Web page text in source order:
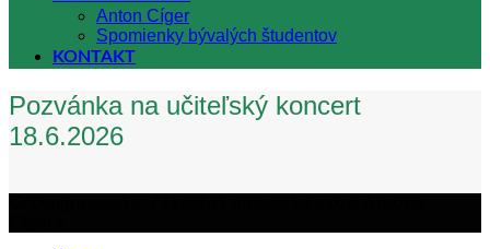
Anton Cíger
Spomienky bývalých študentov
KONTAKT
Pozvánka na učiteľský koncert
18.6.2026